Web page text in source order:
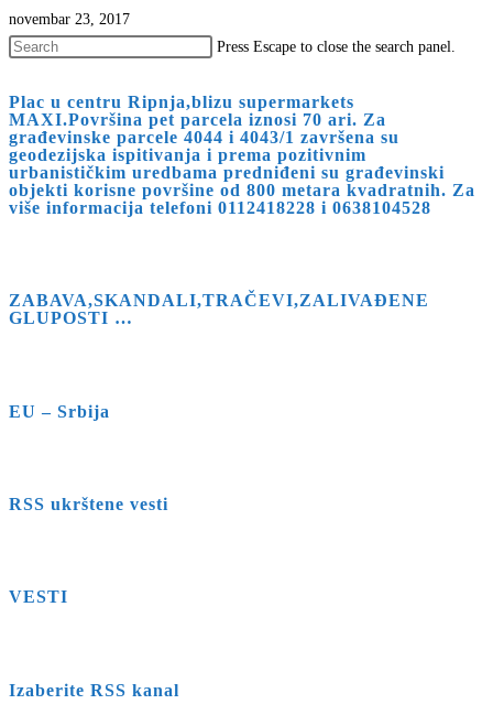
novembar 23, 2017
Press Escape to close the search panel.
Plac u centru Ripnja,blizu supermarkets
MAXI.Površina pet parcela iznosi 70 ari. Za
građevinske parcele 4044 i 4043/1 završena su
geodezijska ispitivanja i prema pozitivnim
urbanističkim uredbama predniđeni su građevinski
objekti korisne površine od 800 metara kvadratnih. Za
više informacija telefoni 0112418228 i 0638104528
ZABAVA,SKANDALI,TRAČEVI,ZALIVAĐENE
GLUPOSTI …
EU – Srbija
RSS ukrštene vesti
VESTI
Izaberite RSS kanal